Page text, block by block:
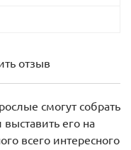
отзыв
смогут собрать
его на
всего интересного